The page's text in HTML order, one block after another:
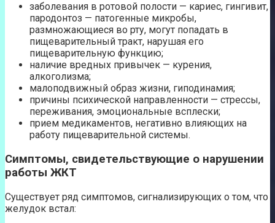
заболевания в ротовой полости — кариес, гингивит,
пародонтоз — патогенные микробы,
размножающиеся во рту, могут попадать в
пищеварительный тракт, нарушая его
пищеварительную функцию;
наличие вредных привычек — курения,
алкоголизма;
малоподвижный образ жизни, гиподинамия;
причины психической направленности — стрессы,
переживания, эмоциональные всплески;
прием медикаментов, негативно влияющих на
работу пищеварительной системы.
Симптомы, свидетельствующие о нарушении
работы ЖКТ
Существует ряд симптомов, сигнализирующих о том, что
желудок встал: